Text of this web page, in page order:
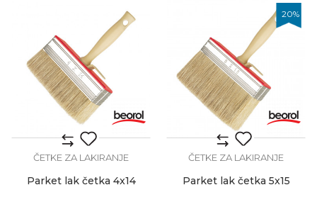
ČETKE ZA LAKIRANJE
Parket lak četka 4x14
20%
ČETKE ZA LAKIRANJE
Parket lak četka 5x15